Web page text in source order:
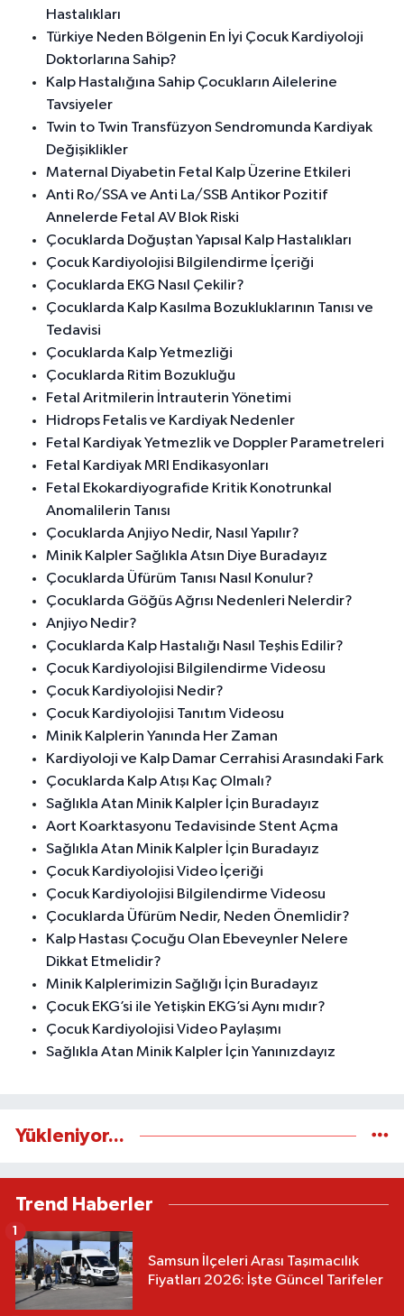
Hastalıkları
Türkiye Neden Bölgenin En İyi Çocuk Kardiyoloji
Doktorlarına Sahip?
Kalp Hastalığına Sahip Çocukların Ailelerine
Tavsiyeler
Twin to Twin Transfüzyon Sendromunda Kardiyak
Değişiklikler
Maternal Diyabetin Fetal Kalp Üzerine Etkileri
Anti Ro/SSA ve Anti La/SSB Antikor Pozitif
Annelerde Fetal AV Blok Riski
Çocuklarda Doğuştan Yapısal Kalp Hastalıkları
Çocuk Kardiyolojisi Bilgilendirme İçeriği
Çocuklarda EKG Nasıl Çekilir?
Çocuklarda Kalp Kasılma Bozukluklarının Tanısı ve
Tedavisi
Çocuklarda Kalp Yetmezliği
Çocuklarda Ritim Bozukluğu
Fetal Aritmilerin İntrauterin Yönetimi
Hidrops Fetalis ve Kardiyak Nedenler
Fetal Kardiyak Yetmezlik ve Doppler Parametreleri
Fetal Kardiyak MRI Endikasyonları
Fetal Ekokardiyografide Kritik Konotrunkal
Anomalilerin Tanısı
Çocuklarda Anjiyo Nedir, Nasıl Yapılır?
Minik Kalpler Sağlıkla Atsın Diye Buradayız
Çocuklarda Üfürüm Tanısı Nasıl Konulur?
Çocuklarda Göğüs Ağrısı Nedenleri Nelerdir?
Anjiyo Nedir?
Çocuklarda Kalp Hastalığı Nasıl Teşhis Edilir?
Çocuk Kardiyolojisi Bilgilendirme Videosu
Çocuk Kardiyolojisi Nedir?
Çocuk Kardiyolojisi Tanıtım Videosu
Minik Kalplerin Yanında Her Zaman
Kardiyoloji ve Kalp Damar Cerrahisi Arasındaki Fark
Çocuklarda Kalp Atışı Kaç Olmalı?
Sağlıkla Atan Minik Kalpler İçin Buradayız
Aort Koarktasyonu Tedavisinde Stent Açma
Sağlıkla Atan Minik Kalpler İçin Buradayız
Çocuk Kardiyolojisi Video İçeriği
Çocuk Kardiyolojisi Bilgilendirme Videosu
Çocuklarda Üfürüm Nedir, Neden Önemlidir?
Kalp Hastası Çocuğu Olan Ebeveynler Nelere
Dikkat Etmelidir?
Minik Kalplerimizin Sağlığı İçin Buradayız
Çocuk EKG’si ile Yetişkin EKG’si Aynı mıdır?
Çocuk Kardiyolojisi Video Paylaşımı
Sağlıkla Atan Minik Kalpler İçin Yanınızdayız
Yükleniyor...
Trend Haberler
Samsun İlçeleri Arası Taşımacılık
Fiyatları 2026: İşte Güncel Tarifeler
1